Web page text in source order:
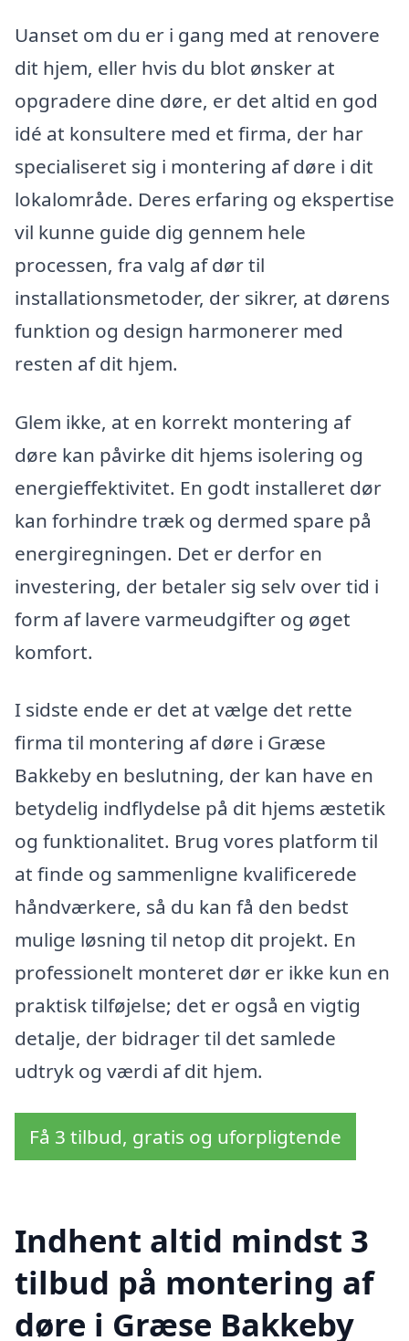
Uanset om du er i gang med at renovere
dit hjem, eller hvis du blot ønsker at
opgradere dine døre, er det altid en god
idé at konsultere med et firma, der har
specialiseret sig i montering af døre i dit
lokalområde. Deres erfaring og ekspertise
vil kunne guide dig gennem hele
processen, fra valg af dør til
installationsmetoder, der sikrer, at dørens
funktion og design harmonerer med
resten af dit hjem.
Glem ikke, at en korrekt montering af
døre kan påvirke dit hjems isolering og
energieffektivitet. En godt installeret dør
kan forhindre træk og dermed spare på
energiregningen. Det er derfor en
investering, der betaler sig selv over tid i
form af lavere varmeudgifter og øget
komfort.
I sidste ende er det at vælge det rette
firma til montering af døre i Græse
Bakkeby en beslutning, der kan have en
betydelig indflydelse på dit hjems æstetik
og funktionalitet. Brug vores platform til
at finde og sammenligne kvalificerede
håndværkere, så du kan få den bedst
mulige løsning til netop dit projekt. En
professionelt monteret dør er ikke kun en
praktisk tilføjelse; det er også en vigtig
detalje, der bidrager til det samlede
udtryk og værdi af dit hjem.
Få 3 tilbud, gratis og uforpligtende
Indhent altid mindst 3
tilbud på montering af
døre i Græse Bakkeby